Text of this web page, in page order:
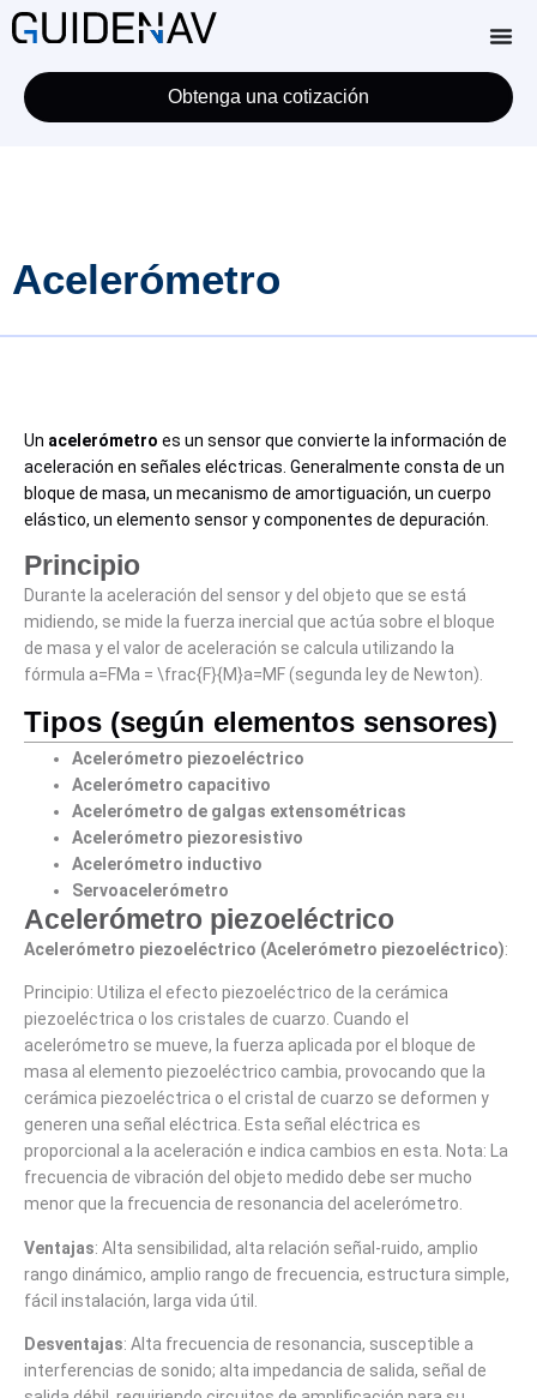
Obtenga una cotización
Acelerómetro
Un acelerómetro es un sensor que convierte la información de
aceleración en señales eléctricas. Generalmente consta de un
bloque de masa, un mecanismo de amortiguación, un cuerpo
elástico, un elemento sensor y componentes de depuración.
Principio
Durante la aceleración del sensor y del objeto que se está
midiendo, se mide la fuerza inercial que actúa sobre el bloque
de masa y el valor de aceleración se calcula utilizando la
fórmula a=FMa = \frac{F}{M}a=MF (segunda ley de Newton).
Tipos (según elementos sensores)
Acelerómetro piezoeléctrico
Acelerómetro capacitivo
Acelerómetro de galgas extensométricas
Acelerómetro piezoresistivo
Acelerómetro inductivo
Servoacelerómetro
Acelerómetro piezoeléctrico
Acelerómetro piezoeléctrico (Acelerómetro piezoeléctrico):
Principio: Utiliza el efecto piezoeléctrico de la cerámica
piezoeléctrica o los cristales de cuarzo. Cuando el
acelerómetro se mueve, la fuerza aplicada por el bloque de
masa al elemento piezoeléctrico cambia, provocando que la
cerámica piezoeléctrica o el cristal de cuarzo se deformen y
generen una señal eléctrica. Esta señal eléctrica es
proporcional a la aceleración e indica cambios en esta. Nota: La
frecuencia de vibración del objeto medido debe ser mucho
menor que la frecuencia de resonancia del acelerómetro.
Ventajas: Alta sensibilidad, alta relación señal-ruido, amplio
rango dinámico, amplio rango de frecuencia, estructura simple,
fácil instalación, larga vida útil.
Desventajas: Alta frecuencia de resonancia, susceptible a
interferencias de sonido; alta impedancia de salida, señal de